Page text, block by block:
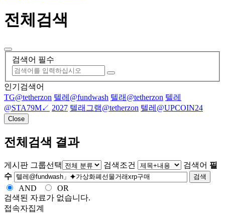
전체검색
검색어 필수
인기검색어
TG@tetherzon 텔레@fundwash 텔래@tetherzon 텔레
@STA79M↙ 2027 텔래그램@tetherzon 텔레@UPCOIN24
Close
전체검색 결과
게시판 그룹선택 검색조건 검색어 필
수
검색
AND
OR
검색된 자료가 없습니다.
접속자집계